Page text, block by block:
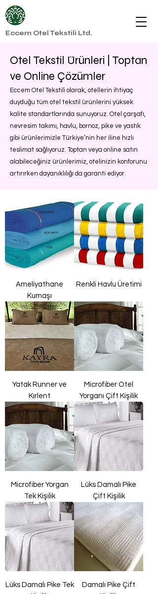
Eccem Otel Tekstili Ltd.
Otel Tekstil Ürünleri | Toptan
ve Online Çözümler
Eccem Otel Tekstili olarak, otellerin ihtiyaç
duyduğu tüm otel tekstil ürünlerini yüksek
kalite standartlarında sunuyoruz. Otel çarşafı,
nevresim takımı, havlu, bornoz, pike ve yastık
gibi ürünlerimizle Türkiye’nin her iline hızlı
teslimat sağlıyoruz. Toptan veya online satın
alabileceğiniz ürünlerimiz, otelinizin konforunu
artırırken dayanıklılığı da garanti ediyor.
Ameliyathane
Kumaşı
Renkli Havlu Üretimi
Yatak Runner ve
Kırlent
Microfiber Otel
Yorganı Çift Kişilik
Microfiber Yorgan
Tek Kişilik
Lüks Damalı Pike
Çift Kişilik
Lüks Damalı Pike Tek
Damalı Pike Çift